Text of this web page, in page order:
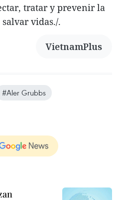
tratar y prevenir la
vidas./.
VietnamPlus
#Aler Grubbs